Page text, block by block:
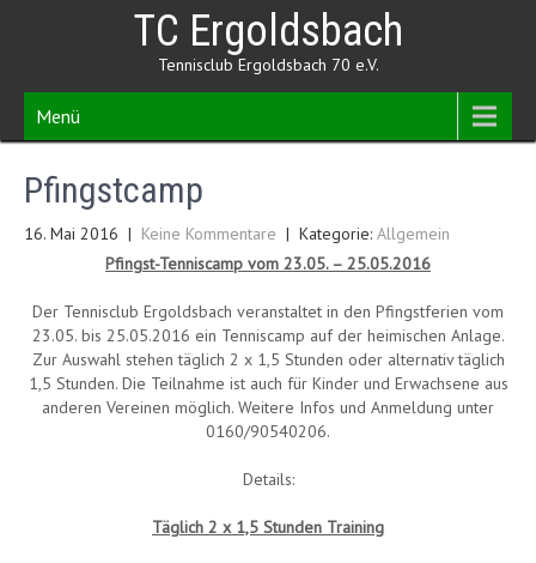
TC Ergoldsbach
Tennisclub Ergoldsbach 70 e.V.
Menü
Pfingstcamp
16. Mai 2016 | Keine Kommentare | Kategorie: Allgemein
Pfingst-Tenniscamp vom 23.05. – 25.05.2016
Der Tennisclub Ergoldsbach veranstaltet in den Pfingstferien vom
23.05. bis 25.05.2016 ein Tenniscamp auf der heimischen Anlage.
Zur Auswahl stehen täglich 2 x 1,5 Stunden oder alternativ täglich
1,5 Stunden. Die Teilnahme ist auch für Kinder und Erwachsene aus
anderen Vereinen möglich. Weitere Infos und Anmeldung unter
0160/90540206.
Details:
Täglich 2 x 1,5 Stunden Training